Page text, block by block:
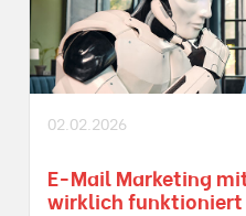
02.02.2026
E-Mail Marketing
wirklich